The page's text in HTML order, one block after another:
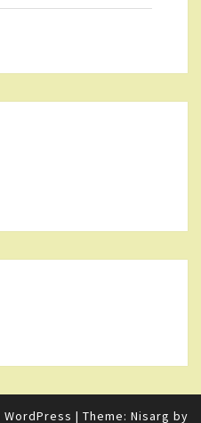
WordPress | Theme: Nisarg by